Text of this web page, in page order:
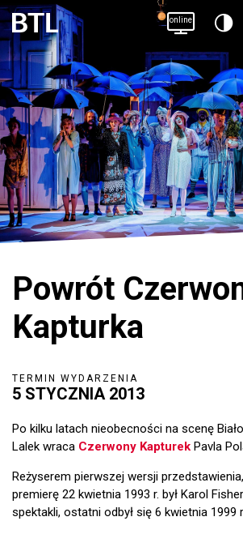
online
Powrót
Kapturka
TERMIN WYDARZENIA
5 STYCZNIA 2013
Po kilku latach nieobecności na scenę
Lalek wraca Czerwony Kapturek Pavla
Reżyserem pierwszej wersji
premierę 22 kwietnia 1993 r. był Karol
spektakli, ostatni odbył się 6 kwietnia 1999